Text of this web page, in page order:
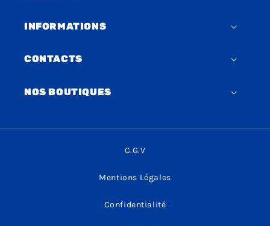
INFORMATIONS
CONTACTS
NOS BOUTIQUES
C.G.V
Mentions Légales
Confidentialité